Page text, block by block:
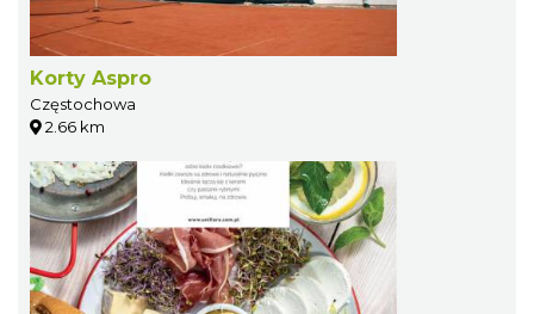
Korty Aspro
Częstochowa
2.66 km